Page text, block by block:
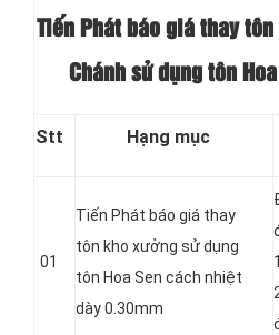
Tiến Phát báo giá thay
Chánh sử dụng tôn
Stt Hạng mục
01
Tiến Phát báo giá thay
tôn kho xưởng sử dụng
tôn Hoa Sen cách nhiệt
dày 0.30mm